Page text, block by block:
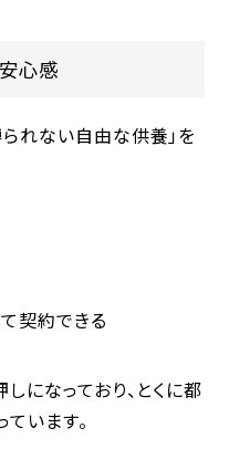
心感
れない自由な供養」を
契約できる
になっており、とくに都
います。